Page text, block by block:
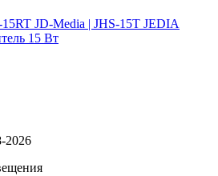
JD-Media | JHS-15T JEDIA
15 Вт
2026